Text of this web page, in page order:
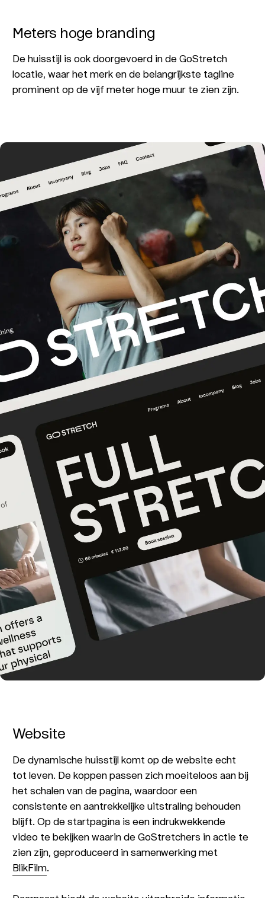
Meters hoge branding
De huisstijl is ook doorgevoerd in de GoStretch
locatie, waar het merk en de belangrijkste tagline
prominent op de vijf meter hoge muur te zien zijn.
Website
De dynamische huisstijl komt op de website echt
tot leven. De koppen passen zich moeiteloos aan bij
het schalen van de pagina, waardoor een
consistente en aantrekkelijke uitstraling behouden
blijft. Op de startpagina is een indrukwekkende
video te bekijken waarin de GoStretchers in actie te
zien zijn, geproduceerd in samenwerking met
BlikFilm